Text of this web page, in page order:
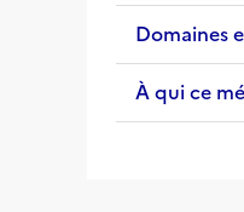
Domaines
À qui ce